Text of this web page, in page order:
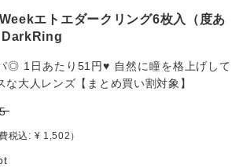
エトエダークリング6枚入（度あ
DarkRing
◎ 1日あたり51円♥ 自然に瞳を格上げして
な大人レンズ【まとめ買い割対象】
費税込: ¥ 1,502）